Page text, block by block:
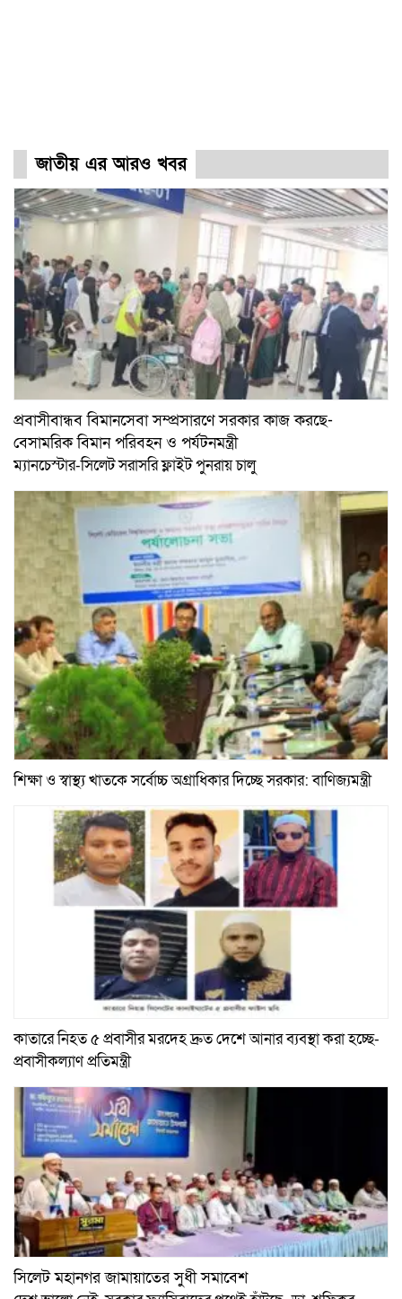
জাতীয় এর আরও খবর
প্রবাসীবান্ধব বিমানসেবা সম্প্রসারণে সরকার কাজ করছে-
বেসামরিক বিমান পরিবহন ও পর্যটনমন্ত্রী
ম্যানচেস্টার-সিলেট সরাসরি ফ্লাইট পুনরায় চালু
শিক্ষা ও স্বাস্থ্য খাতকে সর্বোচ্চ অগ্রাধিকার দিচ্ছে সরকার: বাণিজ্যমন্ত্রী
কাতারে নিহত ৫ প্রবাসীর মরদেহ দ্রুত দেশে আনার ব্যবস্থা করা হচ্ছে-
প্রবাসীকল্যাণ প্রতিমন্ত্রী
সিলেট মহানগর জামায়াতের সুধী সমাবেশ